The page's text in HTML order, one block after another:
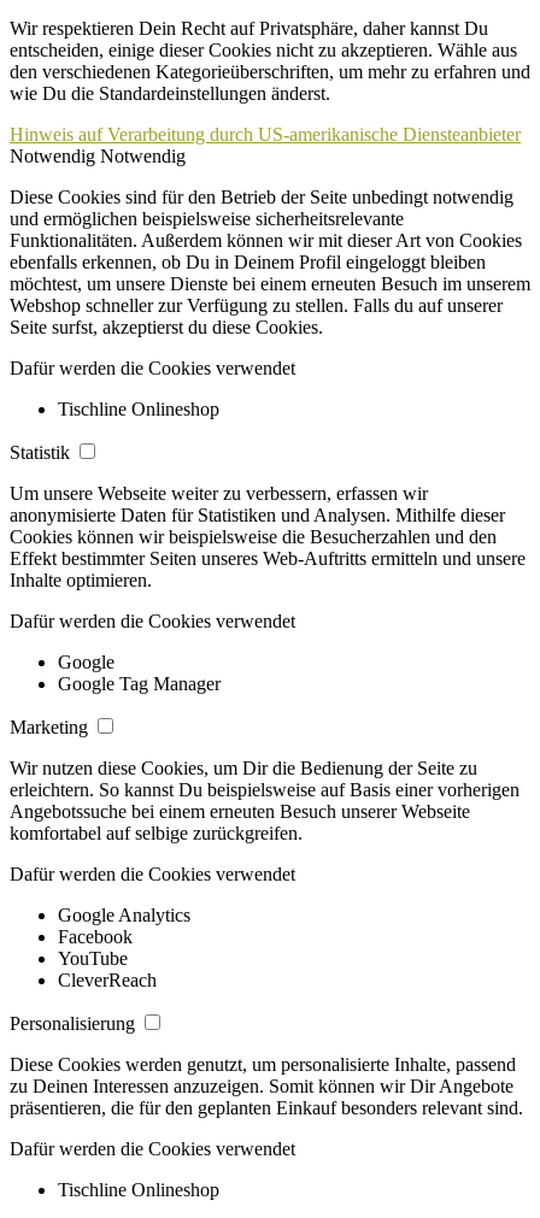
Wir respektieren Dein Recht auf Privatsphäre, daher kannst Du
entscheiden, einige dieser Cookies nicht zu akzeptieren. Wähle aus
den verschiedenen Kategorieüberschriften, um mehr zu erfahren und
wie Du die Standardeinstellungen änderst.
Hinweis auf Verarbeitung durch US-amerikanische Diensteanbieter
Notwendig Notwendig
Diese Cookies sind für den Betrieb der Seite unbedingt notwendig
und ermöglichen beispielsweise sicherheitsrelevante
Funktionalitäten. Außerdem können wir mit dieser Art von Cookies
ebenfalls erkennen, ob Du in Deinem Profil eingeloggt bleiben
möchtest, um unsere Dienste bei einem erneuten Besuch im unserem
Webshop schneller zur Verfügung zu stellen. Falls du auf unserer
Seite surfst, akzeptierst du diese Cookies.
Dafür werden die Cookies verwendet
Tischline Onlineshop
Statistik
Um unsere Webseite weiter zu verbessern, erfassen wir
anonymisierte Daten für Statistiken und Analysen. Mithilfe dieser
Cookies können wir beispielsweise die Besucherzahlen und den
Effekt bestimmter Seiten unseres Web-Auftritts ermitteln und unsere
Inhalte optimieren.
Dafür werden die Cookies verwendet
Google
Google Tag Manager
Marketing
Wir nutzen diese Cookies, um Dir die Bedienung der Seite zu
erleichtern. So kannst Du beispielsweise auf Basis einer vorherigen
Angebotssuche bei einem erneuten Besuch unserer Webseite
komfortabel auf selbige zurückgreifen.
Dafür werden die Cookies verwendet
Google Analytics
Facebook
YouTube
CleverReach
Personalisierung
Diese Cookies werden genutzt, um personalisierte Inhalte, passend
zu Deinen Interessen anzuzeigen. Somit können wir Dir Angebote
präsentieren, die für den geplanten Einkauf besonders relevant sind.
Dafür werden die Cookies verwendet
Tischline Onlineshop